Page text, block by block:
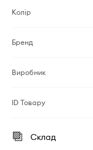
Колір
Бренд
Виробник
ID Товару
Склад